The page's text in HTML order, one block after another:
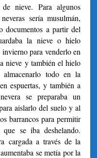
nieve. Para algunos
sería musulmán,
documentos a partir del
la nieve o hielo
para venderlo en
nieve y también el hielo
todo en la
espuertas, y también a
se preparaba un
aislarlo del suelo y al
barrancos para permitir
se iba deshelando.
cargada a través de la
se metía por la